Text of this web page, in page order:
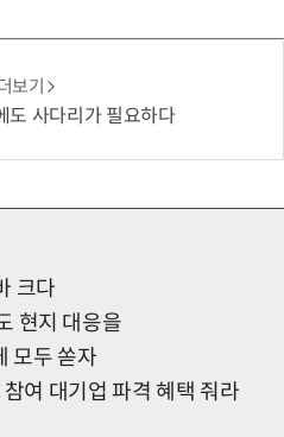
보기
도 사다리가 필요하다
크다
현지 대응을
모두 쏟자
여 대기업 파격 혜택 줘라